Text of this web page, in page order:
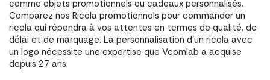
comme objets promotionnels ou cadeaux personnalisés.
Comparez nos Ricola promotionnels pour commander un
ricola qui répondra à vos attentes en termes de qualité, de
délai et de marquage. La personnalisation d'un ricola avec
un logo nécessite une expertise que Vcomlab a acquise
depuis 27 ans.